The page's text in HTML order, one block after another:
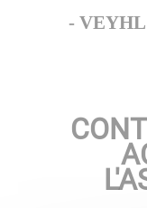
- VEYHL